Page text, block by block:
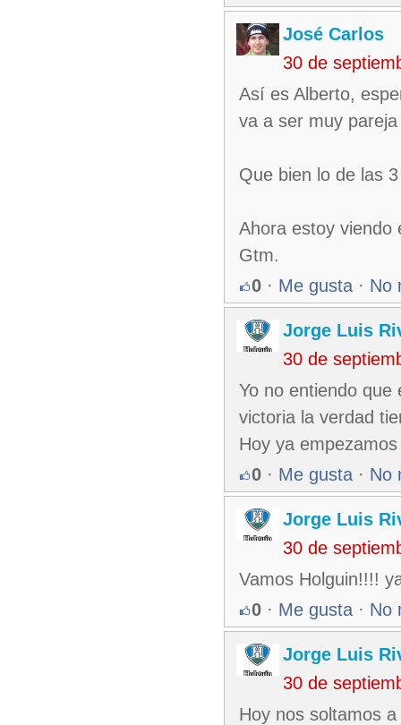
José Carlos
30 de
Así es Alberto,
va a ser muy
Que bien lo de las
Ahora estoy viendo
Gtm.
0 · Me gusta · No
Jorge Luis
30 de
Yo no entiendo que
victoria la verdad
Hoy ya
0 · Me gusta · No
Jorge Luis
30 de
Vamos Holguin!!!!
0 · Me gusta · No
Jorge Luis
30 de
Hoy nos soltamos